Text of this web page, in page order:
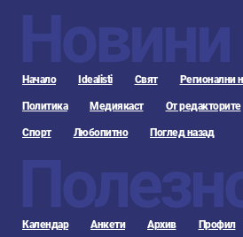
Новини
Начало Idealisti Свят Регионални
Политика Медиякаст От редакторите
Спорт Любопитно Поглед назад
Календар Анкети Архив Профил